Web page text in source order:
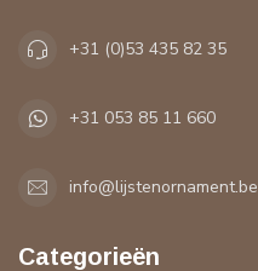
+31 (0)53 435 82 35
+31 053 85 11 660
info@lijstenornament.be
Categorieën